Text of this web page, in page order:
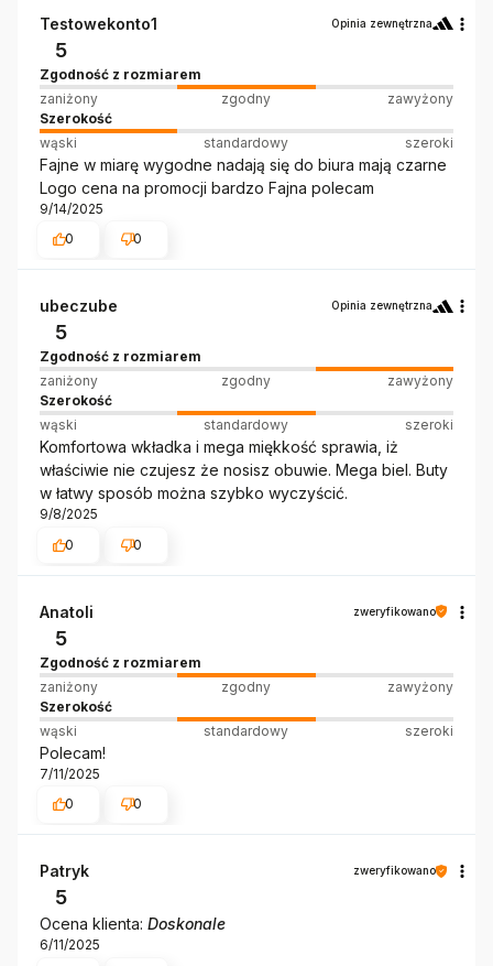
Testowekonto1 Opinia zewnętrzna
5
Zgodność z rozmiarem
zaniżony
zgodny
zawyżony
Szerokość
wąski
standardowy szeroki
Fajne w miarę wygodne nadają się do biura mają czarne
Logo cena na promocji bardzo Fajna polecam
9/14/2025
0
0
ubeczube Opinia zewnętrzna
5
Zgodność z rozmiarem
zaniżony
zgodny
zawyżony
Szerokość
wąski
standardowy szeroki
Komfortowa wkładka i mega miękkość sprawia, iż
właściwie nie czujesz że nosisz obuwie. Mega biel. Buty
w łatwy sposób można szybko wyczyścić.
9/8/2025
0
0
Anatoli zweryfikowano
5
Zgodność z rozmiarem
zaniżony
zgodny
zawyżony
Szerokość
wąski
standardowy szeroki
Polecam!
7/11/2025
0
0
Patryk zweryfikowano
5
Ocena klienta: Doskonale
6/11/2025